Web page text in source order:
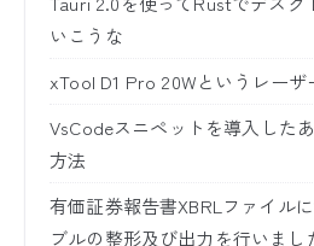
いこうな
xTool D1 Pro 20Wというレー
VsCodeスニペットを導入した
方法
有価証券報告書XBRLファイル
ブルの整形及び出力を行いまし